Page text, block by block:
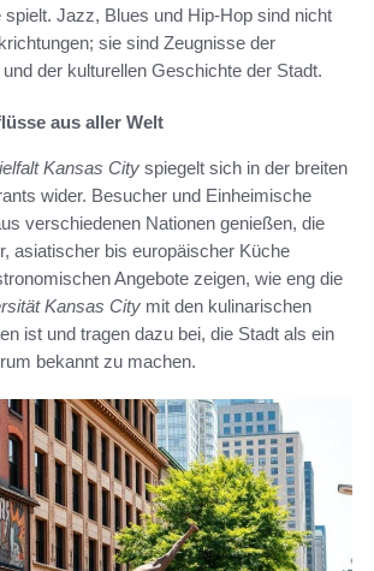
spielt. Jazz, Blues und Hip-Hop sind nicht
sie sind Zeugnisse der
der kulturellen Geschichte der Stadt.
aus aller Welt
Kansas City spiegelt sich in der breiten
wider. Besucher und Einheimische
verschiedenen Nationen genießen, die
asiatischer bis europäischer Küche
Angebote zeigen, wie eng die
Kansas City mit den kulinarischen
ist und tragen dazu bei, die Stadt als ein
bekannt zu machen.